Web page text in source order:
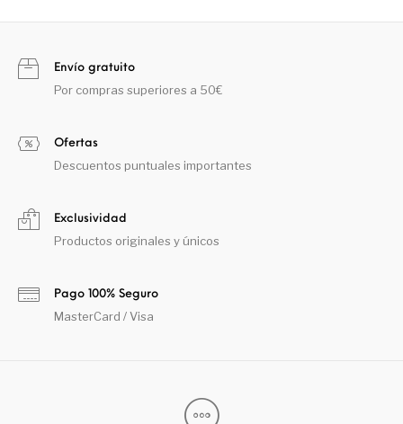
Envío gratuito
Por compras superiores a 50€
Ofertas
Descuentos puntuales importantes
Exclusividad
Productos originales y únicos
Pago 100% Seguro
MasterCard / Visa